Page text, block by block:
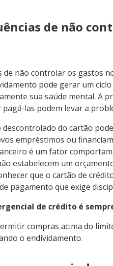
de não
de não controlar os gastos
pode gerar um
sua saúde mental. A
las podem levar a
descontrolado do cartão
empréstimos ou
é um fator
estabelecem um
que o cartão de
pagamento que exige
de crédito é
compras acima do
o endividamento.